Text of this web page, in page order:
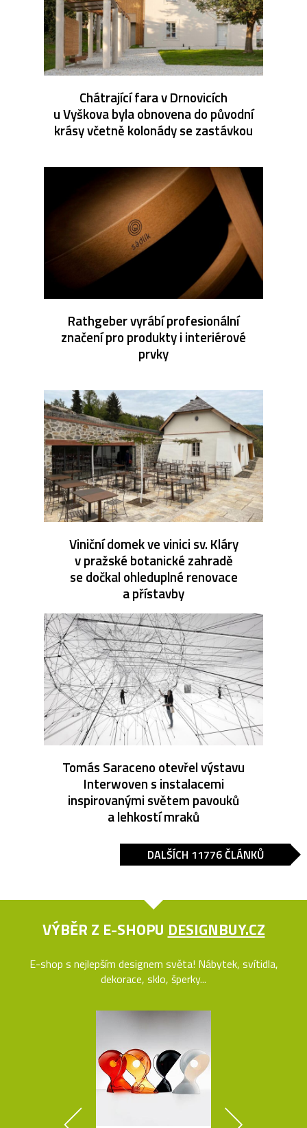
Chátrající fara v Drnovicích
u Vyškova byla obnovena do původní
krásy včetně kolonády se zastávkou
Rathgeber vyrábí profesionální
značení pro produkty i interiérové
prvky
Viniční domek ve vinici sv. Kláry
v pražské botanické zahradě
se dočkal ohleduplné renovace
a přístavby
Tomás Saraceno otevřel výstavu
Interwoven s instalacemi
inspirovanými světem pavouků
a lehkostí mraků
DALŠÍCH 11776 ČLÁNKŮ
VÝBĚR Z E-SHOPU DESIGNBUY.CZ
E-shop s nejlepším designem světa! Nábytek, svítidla,
dekorace, sklo, šperky...